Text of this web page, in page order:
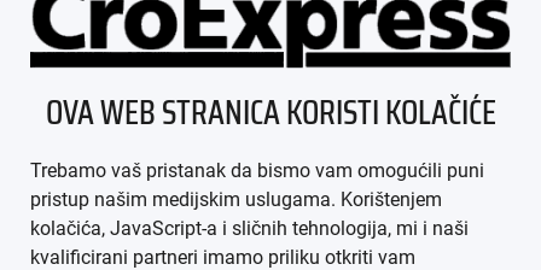
ÜBER UNS
IMPRESSUM
AGB
DATENSCHUTZ
OVA WEB STRANICA KORISTI KOLAČIĆE
Trebamo vaš pristanak da bismo vam omogućili puni
pristup našim medijskim uslugama. Korištenjem
kolačića, JavaScript-a i sličnih tehnologija, mi i naši
kvalificirani partneri imamo priliku otkriti vam